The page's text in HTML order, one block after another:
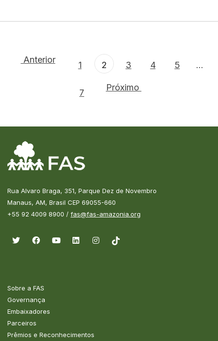
Anterior
1 2 3 4 5 ...
7
Próximo
Rua Alvaro Braga, 351, Parque Dez de Novembro
Manaus, AM, Brasil CEP 69055-660
+55 92 4009 8900 / fas@fas-amazonia.org
Sobre a FAS
Governança
Embaixadores
Parceiros
Prêmios e Reconhecimentos